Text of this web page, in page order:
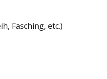
Fasching, etc.)